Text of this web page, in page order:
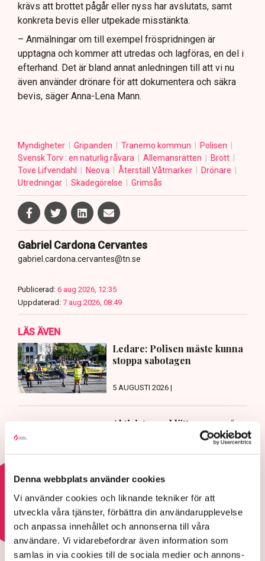
Denna webbplats använder cookies
Vi använder cookies och liknande tekniker för att
utveckla våra tjänster, förbättra din användarupplevelse
och anpassa innehållet och annonserna till våra
användare. Vi vidarebefordrar även information som
samlas in via cookies till de sociala medier och annons-
krävs att brottet pågår eller nyss har avslutats, samt
konkreta bevis eller utpekade misstänkta.
– Anmälningar om till exempel fröspridningen är
upptagna och kommer att utredas och lagföras, en del i
efterhand. Det är bland annat anledningen till att vi nu
även använder drönare för att dokumentera och säkra
bevis, säger Anna-Lena Mann.
Myndigheter Gripanden Tranemo kommun
Polisen
Svensk Torv : en naturlig råvara
Allemansrätten
Brott
Tove Lifvendahl
Neova Återställ Våtmarker
Drönare
Utredningar
Skadegörelse Grimsås
Gabriel Cardona Cervantes
gabriel.cardona.cervantes@tn.se
Publicerad: 6 aug 2026, 12:35
Uppdaterad: 7 aug 2026, 08:49
LÄS ÄVEN
Ledare: Polisen måste kunna
stoppa sabotagen
5 AUGUSTI 2026 |
Aktivisterna klättrar upp på
maskiner – polisen kan inte
avvisa dem: ”Upptrappning på
helt ny nivå”
Läs mer om hoten mot äganderätten
HOTEN MOT ÄGANDERÄTTEN